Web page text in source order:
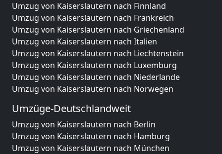
Umzug von Kaiserslautern nach Finnland
Umzug von Kaiserslautern nach Frankreich
Umzug von Kaiserslautern nach Griechenland
Umzug von Kaiserslautern nach Italien
Umzug von Kaiserslautern nach Liechtenstein
Umzug von Kaiserslautern nach Luxemburg
Umzug von Kaiserslautern nach Niederlande
Umzug von Kaiserslautern nach Norwegen
Umzüge-Deutschlandweit
Umzug von Kaiserslautern nach Berlin
Umzug von Kaiserslautern nach Hamburg
Umzug von Kaiserslautern nach München